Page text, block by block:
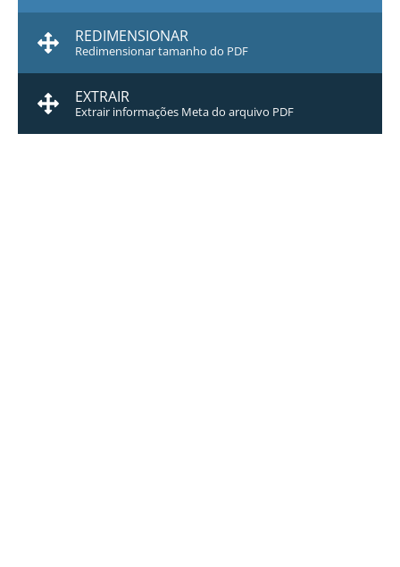
REDIMENSIONAR
Redimensionar tamanho do PDF
EXTRAIR
Extrair informações Meta do arquivo PDF